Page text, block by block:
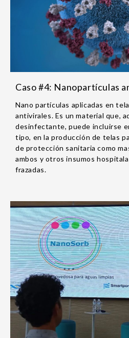
Caso #4: Nanopartículas
Nano partículas aplicadas en
antivirales. Es un material que,
desinfectante, puede incluirse
tipo, en la producción de telas
de protección sanitaria como
ambos y otros insumos
frazadas.